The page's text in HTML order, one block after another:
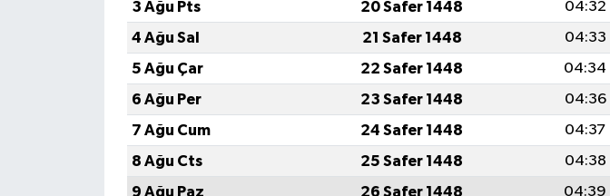
3 Ağu Pts
20 Safer 1448 04:32
4 Ağu Sal
21 Safer 1448 04:33
5 Ağu Çar
22 Safer 1448 04:34
6 Ağu Per
23 Safer 1448 04:36
7 Ağu Cum
24 Safer 1448 04:37
8 Ağu Cts
25 Safer 1448 04:38
9 Ağu Paz
26 Safer 1448 04:39